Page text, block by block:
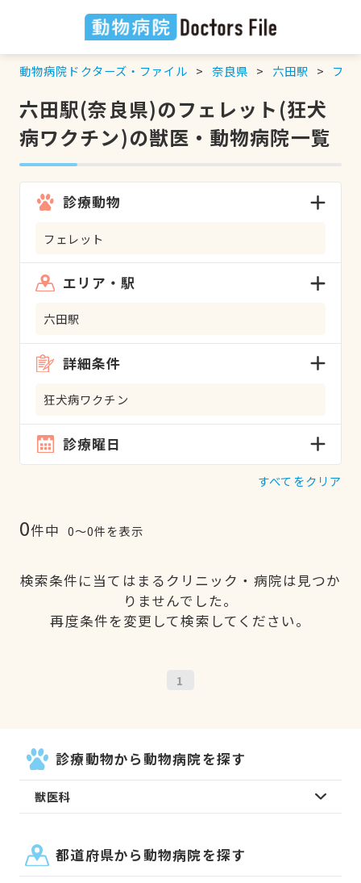
動物病院ドクターズ・ファイル 奈良県 六田駅 フェ
六田駅(奈良県)のフェレット(狂犬
病ワクチン)の獣医・動物病院一覧
診療動物
フェレット
エリア・駅
六田駅
詳細条件
狂犬病ワクチン
診療曜日
すべてをクリア
0件中 0〜0件を表示
検索条件に当てはまるクリニック・病院は見つか
りませんでした。
再度条件を変更して検索してください。
1
診療動物から動物病院を探す
獣医科
都道府県から動物病院を探す